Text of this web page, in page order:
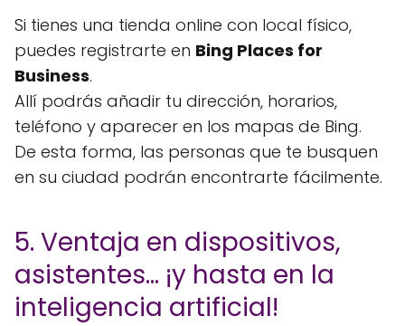
Si tienes una tienda online con local físico,
puedes registrarte en Bing Places for
Business.
Allí podrás añadir tu dirección, horarios,
teléfono y aparecer en los mapas de Bing.
De esta forma, las personas que te busquen
en su ciudad podrán encontrarte fácilmente.
5. Ventaja en dispositivos,
asistentes… ¡y hasta en la
inteligencia artificial!